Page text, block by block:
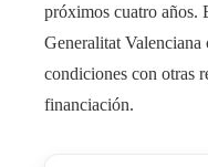
próximos cuatro años.
Generalitat
condiciones con otras
financiación.